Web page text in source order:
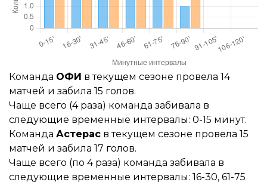
Команда ОФИ в текущем сезоне провела 14
матчей и забила 15 голов.
Чаще всего (4 раза) команда забивала в
следующие временные интервалы: 0-15 минут.
Команда Астерас в текущем сезоне провела 15
матчей и забила 17 голов.
Чаще всего (по 4 раза) команда забивала в
следующие временные интервалы: 16-30, 61-75